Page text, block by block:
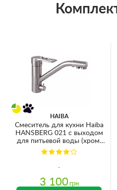
HAIBA
Смеситель для кухни Haiba
HANSBERG 021 с выходом
для питьевой воды (хром)
(HB3914)
3 100 грн